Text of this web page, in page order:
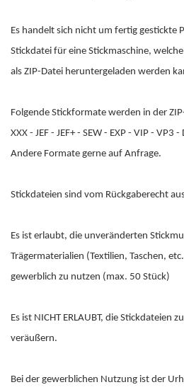
Es handelt sich nicht um fertig gestickte
Stickdatei für eine Stickmaschine,
als ZIP-Datei heruntergeladen werden
Folgende Stickformate werden in der
XXX - JEF - JEF+ - SEW - EXP - VIP - VP3 -
Andere Formate gerne auf Anfrage.
Stickdateien sind vom Rückgaberecht
Es ist erlaubt, die unveränderten
Trägermaterialien (Textilien, Taschen,
gewerblich zu nutzen (max. 50 Stück)
Es ist NICHT ERLAUBT, die Stickdateien
veräußern.
Bei der gewerblichen Nutzung ist der